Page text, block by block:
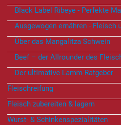
Black Label Ribeye - Perfekte
Ausgewogen ernähren - Fleisch
Über das Mangalitza Schwein
Beef – der Allrounder des
Der ultimative Lamm-Ratgeber
Fleischreifung
Fleisch zubereiten & lagern
Wurst- & Schinkenspezialitäten